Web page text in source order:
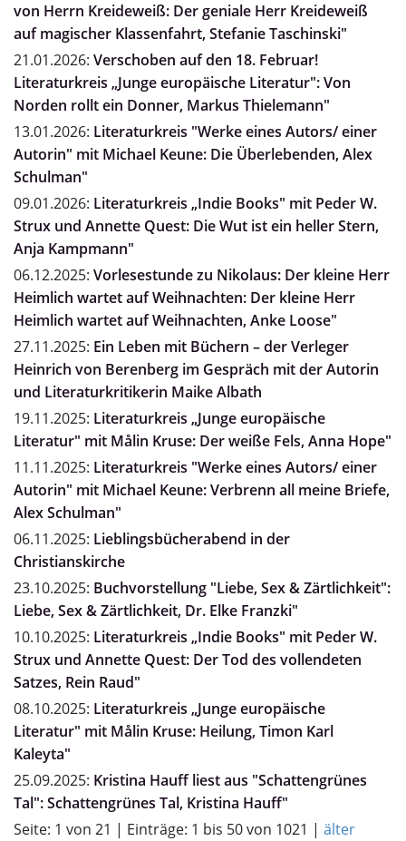
von Herrn Kreideweiß: Der geniale Herr Kreideweiß
auf magischer Klassenfahrt, Stefanie Taschinski"
21.01.2026: Verschoben auf den 18. Februar!
Literaturkreis „Junge europäische Literatur": Von
Norden rollt ein Donner, Markus Thielemann"
13.01.2026: Literaturkreis "Werke eines Autors/ einer
Autorin" mit Michael Keune: Die Überlebenden, Alex
Schulman"
09.01.2026: Literaturkreis „Indie Books" mit Peder W.
Strux und Annette Quest: Die Wut ist ein heller Stern,
Anja Kampmann"
06.12.2025: Vorlesestunde zu Nikolaus: Der kleine Herr
Heimlich wartet auf Weihnachten: Der kleine Herr
Heimlich wartet auf Weihnachten, Anke Loose"
27.11.2025: Ein Leben mit Büchern – der Verleger
Heinrich von Berenberg im Gespräch mit der Autorin
und Literaturkritikerin Maike Albath
19.11.2025: Literaturkreis „Junge europäische
Literatur" mit Målin Kruse: Der weiße Fels, Anna Hope"
11.11.2025: Literaturkreis "Werke eines Autors/ einer
Autorin" mit Michael Keune: Verbrenn all meine Briefe,
Alex Schulman"
06.11.2025: Lieblingsbücherabend in der
Christianskirche
23.10.2025: Buchvorstellung "Liebe, Sex & Zärtlichkeit":
Liebe, Sex & Zärtlichkeit, Dr. Elke Franzki"
10.10.2025: Literaturkreis „Indie Books" mit Peder W.
Strux und Annette Quest: Der Tod des vollendeten
Satzes, Rein Raud"
08.10.2025: Literaturkreis „Junge europäische
Literatur" mit Målin Kruse: Heilung, Timon Karl
Kaleyta"
25.09.2025: Kristina Hauff liest aus "Schattengrünes
Tal": Schattengrünes Tal, Kristina Hauff"
Seite: 1 von 21 | Einträge: 1 bis 50 von 1021 | älter